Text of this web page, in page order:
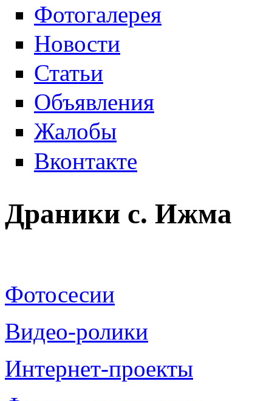
Фотогалерея
Новости
Статьи
Объявления
Жалобы
Вконтакте
Драники с. Ижма
Фотосесии
Видео-ролики
Интернет-проекты